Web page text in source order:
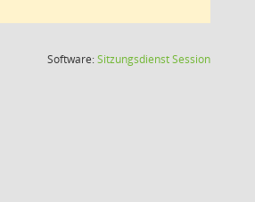
Software:SitzungsdienstSession(Wird in